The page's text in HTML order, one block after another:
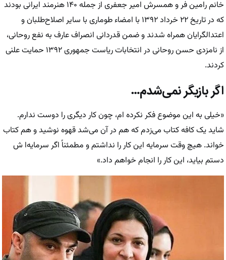
خانم رامین فر و همسرش امیر جعفری از جمله ۱۴۰ هنرمند ایرانی بودند
که در تاریخ ۲۲ خرداد ۱۳۹۲ با امضاء طوماری با سایر اصلاح‌طلبان و
اعتدالگرایان همراه شدند و ضمن قدردانی انصراف عارف به نفع روحانی،
از نامزدی حسن روحانی در انتخابات ریاست جمهوری ۱۳۹۲ حمایت علنی
کردند.
اگر بازیگر نمی‌شدم…
«خیلی به این موضوع فکر نکرده ام، چون کار دیگری را دوست ندارم.
شاید یک کافه کتاب می‌زدم که هم در آن می‌شد قهوه نوشید و هم کتاب
خواند. هیچ وقت سرمایه این کار را نداشتم و مطمئناً اگر سرمایه‌ا ش
دستم بیاید، این کار را انجام خواهم داد.»